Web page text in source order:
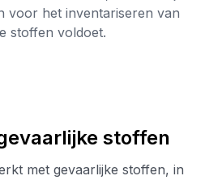
voor het inventariseren van
stoffen voldoet.
stoffen
met gevaarlijke stoffen, in